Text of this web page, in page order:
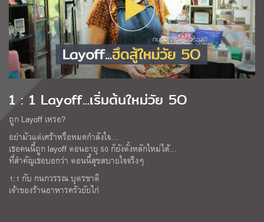
1 : 1 Layoff...เริ่มต้นใหม่วัย 5O
ถูก Layoff เหรอ?
อย่ามัวแต่เศร้าหรือหมดกำลังใจ…
เธอคนนี้ถูก layoff ตอนอายุ 50 ก็ยังตั้งหลักใหม่ได้…
ที่สำคัญเธอบอกว่า ตอนนี้สุขสบายใจจริงๆ
1:1 กับ กนกวรรณ บุตรชาติ
เจ้าของร้านอาหารครัวยัยไก่